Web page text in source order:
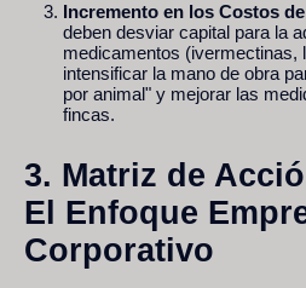
Incremento en los Costos
deben desviar capital para la
medicamentos (ivermectinas,
intensificar la mano de obra
por animal" y mejorar las
fincas.
3. Matriz de
El Enfoque
Corporativo